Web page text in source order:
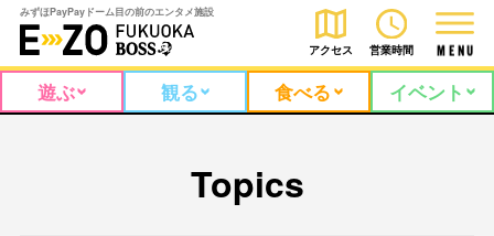
みずほPayPayドーム目の前のエンタメ施設
アクセス 営業時間 M E N U
遊ぶ 観る 食べる イベント
Topics